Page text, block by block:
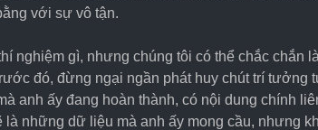
với sự vô tận.
nghiệm gì, nhưng chúng tôi có thể chắc chắn
đó, đừng ngại ngần phát huy chút trí
anh ấy đang hoàn thành, có nội dung chính
những dữ liệu mà anh ấy mong cầu, nhưng